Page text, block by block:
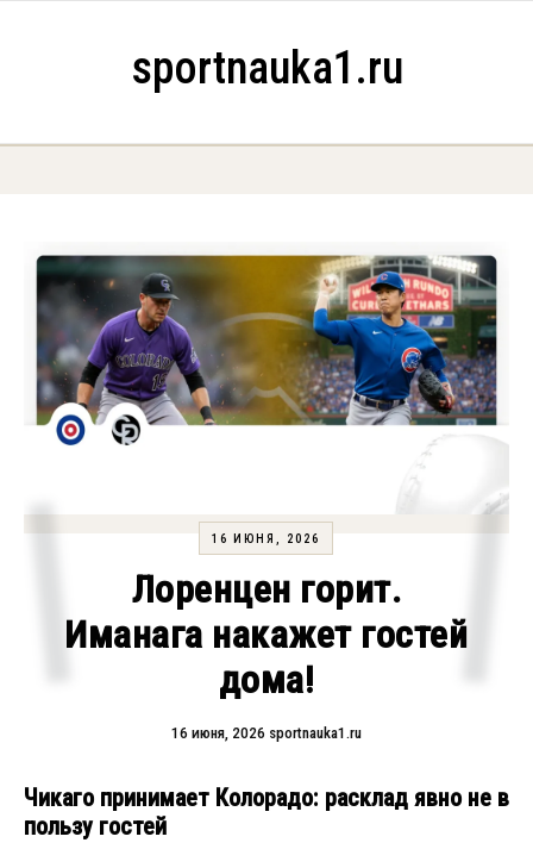
sportnauka1.ru
16 ИЮНЯ, 2026
Лоренцен горит.
Иманага накажет гостей
дома!
16 июня, 2026 sportnauka1.ru
Чикаго принимает Колорадо: расклад явно не в
пользу гостей